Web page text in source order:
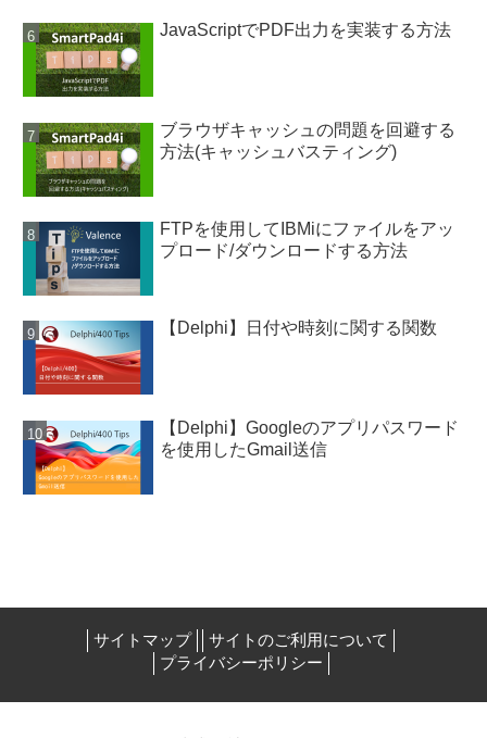
JavaScriptでPDF出力を実装する方法
ブラウザキャッシュの問題を回避する
方法(キャッシュバスティング)
FTPを使用してIBMiにファイルをアッ
プロード/ダウンロードする方法
【Delphi】日付や時刻に関する関数
【Delphi】Googleのアプリパスワード
を使用したGmail送信
サイトマップ
サイトのご利用について
プライバシーポリシー